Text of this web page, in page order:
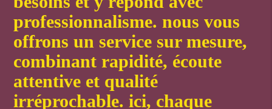
professionnalisme. nous vous
offrons un service sur mesure,
combinant rapidité, écoute
attentive et qualité
irréprochable. ici, chaque